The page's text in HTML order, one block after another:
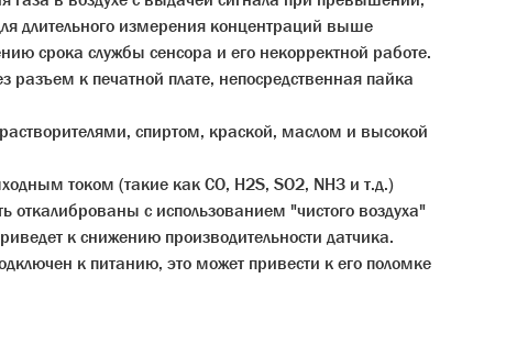
длительного измерения концентраций выше
срока службы сенсора и его некорректной работе.
к печатной плате, непосредственная пайка
спиртом, краской, маслом и высокой
током (такие как CO, H2S, SO2, NH3 и т.д.)
с использованием "чистого воздуха"
к снижению производительности датчика.
к питанию, это может привести к его поломке